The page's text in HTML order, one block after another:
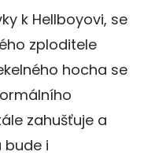
k Hellboyovi, se
zploditele
hocha se
zahušťuje a
bude i